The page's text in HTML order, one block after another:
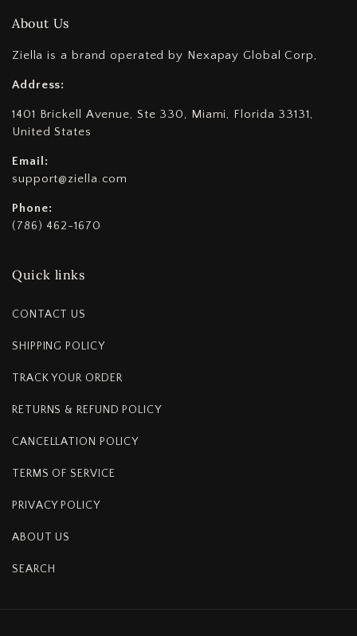
About Us
Ziella is a brand operated by Nexapay Global Corp,
Address:
1401 Brickell Avenue, Ste 330, Miami, Florida 33131,
United States
Email:
support@ziella.com
Phone:
(786) 462-1670
Quick links
CONTACT US
SHIPPING POLICY
TRACK YOUR ORDER
RETURNS & REFUND POLICY
CANCELLATION POLICY
TERMS OF SERVICE
PRIVACY POLICY
ABOUT US
SEARCH